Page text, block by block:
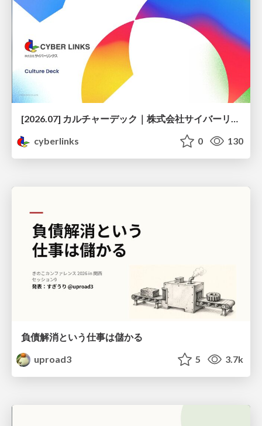
[2026.07] カルチャーデック｜株式会社サイバーリンクス
cyberlinks
0 130
負債解消という仕事は儲かる
uproad3
5 3.7k